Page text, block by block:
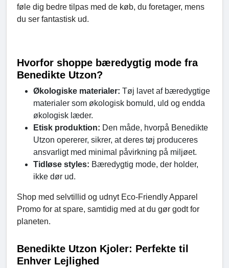
føle dig bedre tilpas med de køb, du foretager, mens
du ser fantastisk ud.
Hvorfor shoppe bæredygtig mode fra
Benedikte Utzon?
Økologiske materialer: Tøj lavet af bæredygtige
materialer som økologisk bomuld, uld og endda
økologisk læder.
Etisk produktion: Den måde, hvorpå Benedikte
Utzon opererer, sikrer, at deres tøj produceres
ansvarligt med minimal påvirkning på miljøet.
Tidløse styles: Bæredygtig mode, der holder,
ikke dør ud.
Shop med selvtillid og udnyt Eco-Friendly Apparel
Promo for at spare, samtidig med at du gør godt for
planeten.
Benedikte Utzon Kjoler: Perfekte til
Enhver Lejlighed